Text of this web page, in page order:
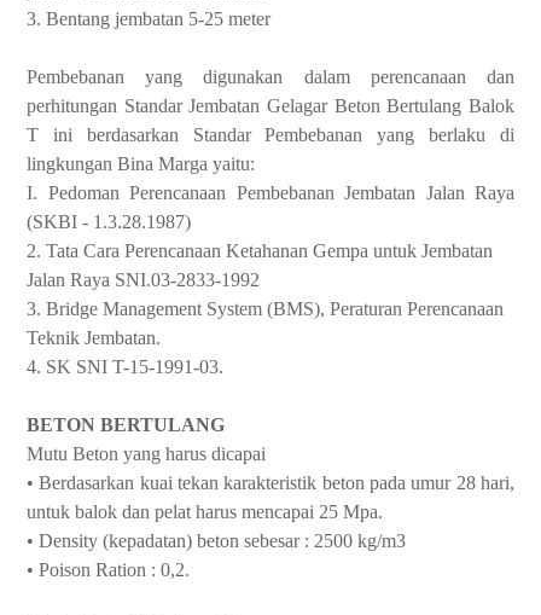
3. Bentang jembatan 5-25 meter
Pembebanan yang digunakan dalam perencanaan dan
perhitungan Standar Jembatan Gelagar Beton Bertulang Balok
T ini berdasarkan Standar Pembebanan yang berlaku di
lingkungan Bina Marga yaitu:
I. Pedoman Perencanaan Pembebanan Jembatan Jalan Raya
(SKBI - 1.3.28.1987)
2. Tata Cara Perencanaan Ketahanan Gempa untuk Jembatan
Jalan Raya SNI.03-2833-1992
3. Bridge Management System (BMS), Peraturan Perencanaan
Teknik Jembatan.
4. SK SNI T-15-1991-03.
BETON BERTULANG
Mutu Beton yang harus dicapai
• Berdasarkan kuai tekan karakteristik beton pada umur 28 hari,
untuk balok dan pelat harus mencapai 25 Mpa.
• Density (kepadatan) beton sebesar : 2500 kg/m3
• Poison Ration : 0,2.